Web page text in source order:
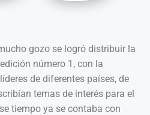
gozo se logró distribuir la
número 1, con la
de diferentes países, de
temas de interés para el
tiempo ya se contaba con